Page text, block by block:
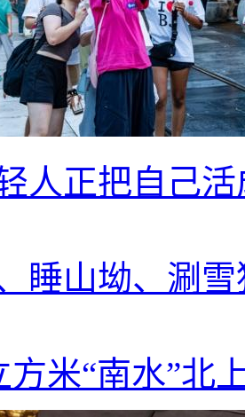
人正把自己活
睡山坳、涮
方米“南水”北